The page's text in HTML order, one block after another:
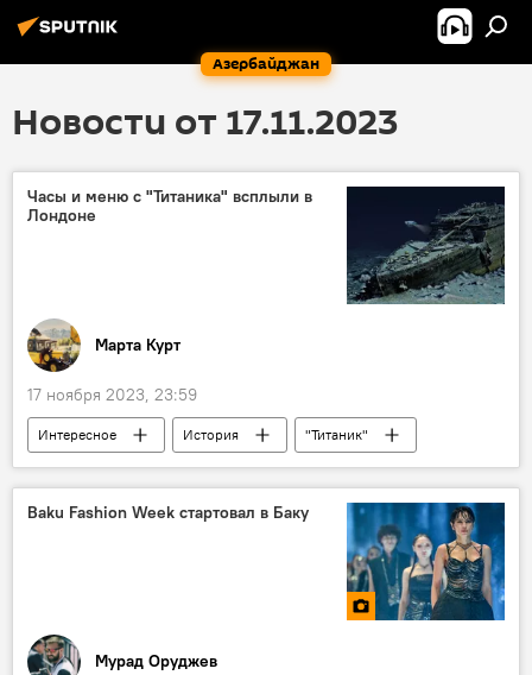
Азербайджан
Новости от 17.11.2023
Часы и меню с "Титаника" всплыли в
Лондоне
Марта Курт
17 ноября 2023, 23:59
Интересное История
"Титаник"
Аукцион
Меню Часы Еда
Baku Fashion Week стартовал в Баку
Мурад Оруджев